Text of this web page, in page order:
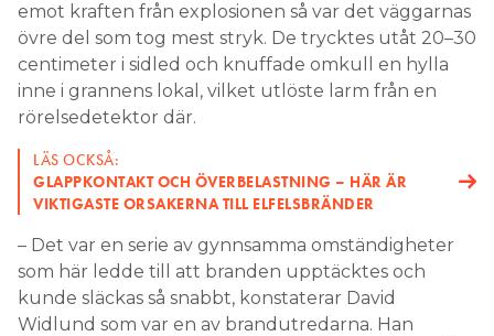
emot kraften från explosionen så var det väggarnas
övre del som tog mest stryk. De trycktes utåt 20–30
centimeter i sidled och knuffade omkull en hylla
inne i grannens lokal, vilket utlöste larm från en
rörelsedetektor där.
LÄS OCKSÅ:
GLAPPKONTAKT OCH ÖVERBELASTNING – HÄR ÄR
VIKTIGASTE ORSAKERNA TILL ELFELSBRÄNDER
– Det var en serie av gynnsamma omständigheter
som här ledde till att branden upptäcktes och
kunde släckas så snabbt, konstaterar David
Widlund som var en av brandutredarna. Han